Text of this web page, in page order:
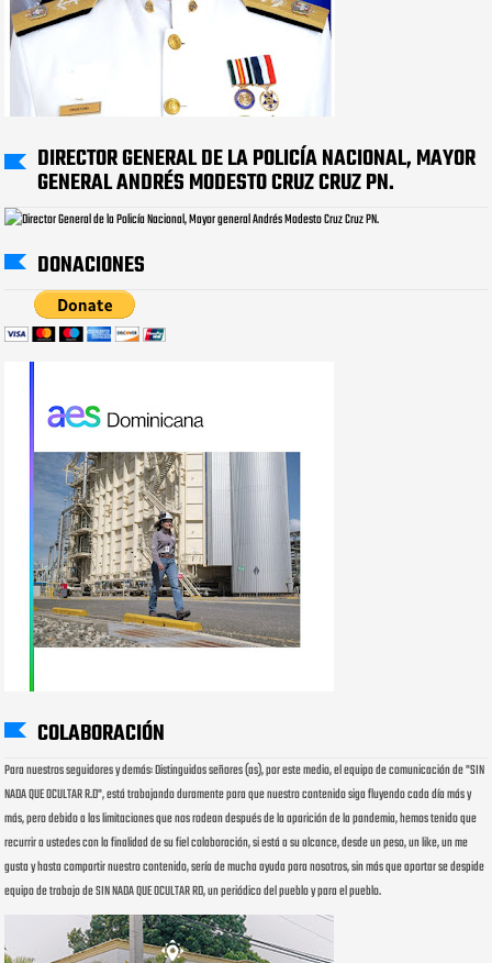
DIRECTOR GENERAL DE LA POLICÍA NACIONAL, MAYOR
GENERAL ANDRÉS MODESTO CRUZ CRUZ PN.
DONACIONES
COLABORACIÓN
Para nuestros seguidores y demás: Distinguidos señores (as), por este medio, el equipo de comunicación de "SIN
NADA QUE OCULTAR R.D", está trabajando duramente para que nuestro contenido siga fluyendo cada día más y
más, pero debido a las limitaciones que nos rodean después de la aparición de la pandemia, hemos tenido que
recurrir a ustedes con la finalidad de su fiel colaboración, si está a su alcance, desde un peso, un like, un me
gusta y hasta compartir nuestro contenido, sería de mucha ayuda para nosotros, sin más que aportar se despide
equipo de trabajo de SIN NADA QUE OCULTAR RD, un periódico del pueblo y para el pueblo.